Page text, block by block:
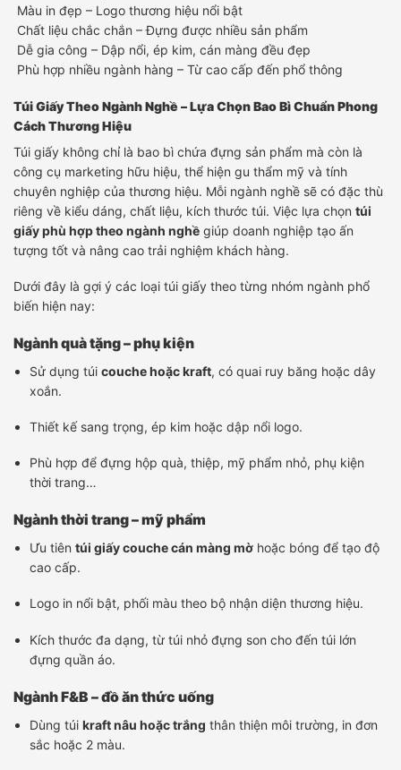
Màu in đẹp – Logo thương hiệu nổi bật
Chất liệu chắc chắn – Đựng được nhiều sản phẩm
Dễ gia công – Dập nổi, ép kim, cán màng đều đẹp
Phù hợp nhiều ngành hàng – Từ cao cấp đến phổ thông
Túi Giấy Theo Ngành Nghề – Lựa Chọn Bao Bì Chuẩn Phong
Cách Thương Hiệu
Túi giấy không chỉ là bao bì chứa đựng sản phẩm mà còn là
công cụ marketing hữu hiệu, thể hiện gu thẩm mỹ và tính
chuyên nghiệp của thương hiệu. Mỗi ngành nghề sẽ có đặc thù
riêng về kiểu dáng, chất liệu, kích thước túi. Việc lựa chọn túi
giấy phù hợp theo ngành nghề giúp doanh nghiệp tạo ấn
tượng tốt và nâng cao trải nghiệm khách hàng.
Dưới đây là gợi ý các loại túi giấy theo từng nhóm ngành phổ
biến hiện nay:
Ngành quà tặng – phụ kiện
Sử dụng túicouche hoặc kraft, có quai ruy băng hoặc dây
xoắn.
Thiết kế sang trọng, ép kim hoặc dập nổi logo.
Phù hợp để đựng hộp quà, thiệp, mỹ phẩm nhỏ, phụ kiện
thời trang…
Ngành thời trang – mỹ phẩm
Ưu tiêntúi giấy couche cán màng mờ hoặc bóng để tạo độ
cao cấp.
Logo in nổi bật, phối màu theo bộ nhận diện thương hiệu.
Kích thước đa dạng, từ túi nhỏ đựng son cho đến túi lớn
đựng quần áo.
Ngành F&B – đồ ăn thức uống
Dùng túikraft nâu hoặc trắng thân thiện môi trường, in đơn
sắc hoặc 2 màu.